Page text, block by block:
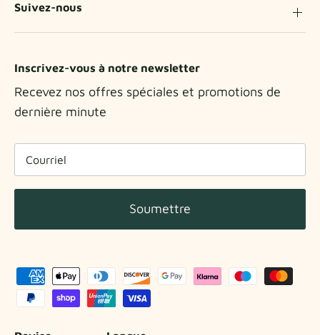
Inscrivez-vous à notre newsletter
Recevez nos offres spéciales et promotions de
dernière minute
Soumettre
Suivez-nous